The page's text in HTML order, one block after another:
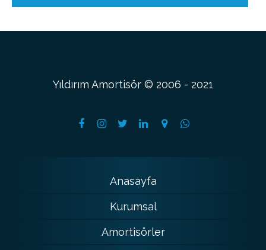
Yıldırım Amortisör © 2006 - 2021
Anasayfa
Kurumsal
Amortisörler